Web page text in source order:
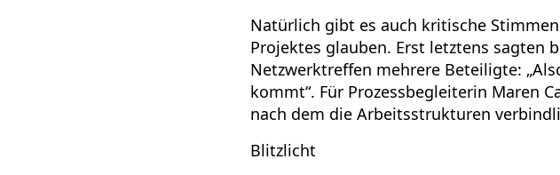
Natürlich gibt es auch kritische
Projektes glauben. Erst letztens sagten
Netzwerktreffen mehrere Beteiligte:
kommt“. Für Prozessbegleiterin Maren
nach dem die Arbeitsstrukturen
Blitzlicht